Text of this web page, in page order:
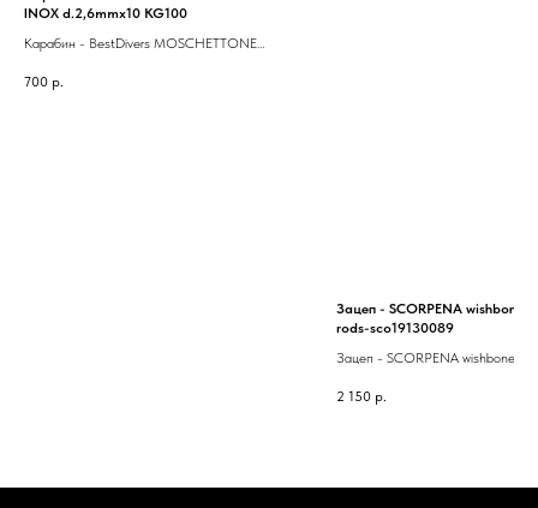
INOX d.2,6mmx10 KG100
Карабин - BestDivers MOSCHETTONE
700 р.
Зацеп - SCORPENA wishbone
rods-sco19130089
Зацеп - SCORPENA wishbone
2 150 р.